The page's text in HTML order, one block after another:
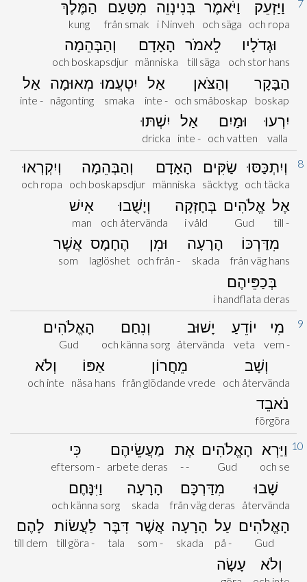
7
וַיַּזְעֵק
och ropa
וַיֹּאמֶר
och säga
בְּנִינְוֵה
i Ninveh
מִטַּעַם
från smak
הַמֶּלֶךְ
kung
וּגְדֹלָיו
och stor hans
לֵאמֹר
till säga
הָאָדָם
människa
וְהַבְּהֵמָה
och boskapsdjur
הַבָּקָר
boskap
וְהַצֹּאן
och småboskap
אַל
inte -
יִטְעֲמוּ
smaka
מְאוּמָה
någonting
אַל
inte -
יִרְעוּ
valla
וּמַיִם
och vatten
אַל
inte -
יִשְׁתּוּ
dricka
8
וְיִתְכַּסּוּ
och täcka
שַׂקִּים
säcktyg
הָאָדָם
människa
וְהַבְּהֵמָה
och boskapsdjur
וְיִקְרְאוּ
och ropa
אֶל
till -
אֱלֹהִים
Gud
בְּחָזְקָה
i våld
וְיָשֻׁבוּ
och återvända
אִישׁ
man
מִדַּרְכּוֹ
från väg hans
הָרָעָה
skada
וּמִן
och från -
הֶחָמָס
laglöshet
אֲשֶׁר
som
בְּכַפֵּיהֶם
i handflata deras
9
מִי
vem -
יוֹדֵעַ
veta
יָשׁוּב
återvända
וְנִחַם
och känna sorg
הָאֱלֹהִים
Gud
וְשָׁב
och återvända
מֵחֲרוֹן
från glödande vrede
אַפּוֹ
näsa hans
וְלֹא
och inte
נֹאבֵד
förgöra
10 וַיַּרְא
och se
הָאֱלֹהִים
Gud
אֶת
- -
מַעֲשֵׂיהֶם
arbete deras
כִּי
eftersom -
שָׁבוּ
återvända
מִדַּרְכָּם
från väg deras
הָרָעָה
skada
וַיִּנָּחֶם
och känna sorg
הָאֱלֹהִים
Gud
עַל
på -
הָרָעָה
skada
אֲשֶׁר
som -
דִּבֶּר
tala
לַעֲשׂוֹת
till göra -
לָהֶם
till dem
וְלֹא עָשָׂה